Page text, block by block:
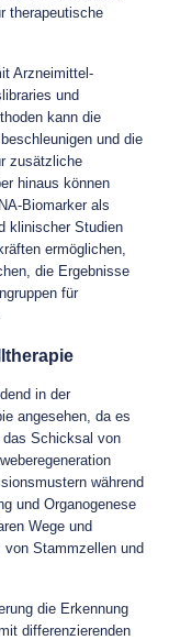
therapeutische
Arzneimittel-
und
kann die
und die
zusätzliche
hinaus können
Biomarker als
klinischer Studien
ermöglichen,
die Ergebnisse
für
in der
angesehen, da es
das Schicksal von
während
und Organogenese
Wege und
von Stammzellen und
die Erkennung
differenzierenden